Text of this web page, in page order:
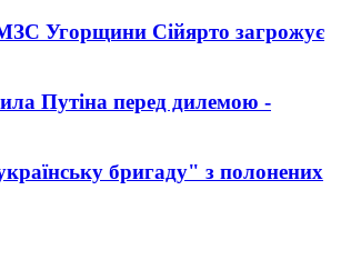
Угорщини Сійярто загрожує
Путіна перед дилемою -
бригаду" з полонених